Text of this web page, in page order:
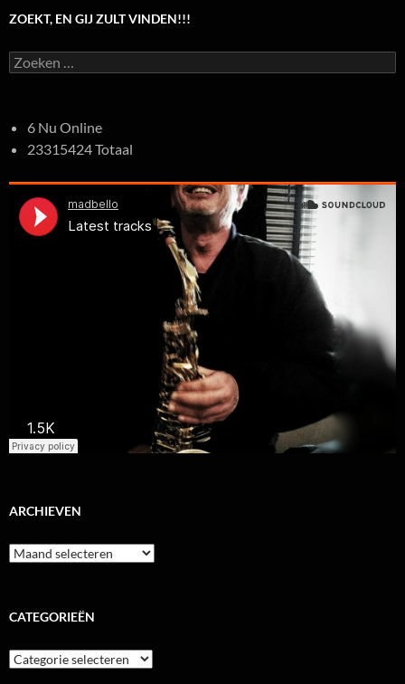
ZOEKT, EN GIJ ZULT VINDEN!!!
Zoeken
naar:
6 Nu Online
23315424 Totaal
ARCHIEVEN
Archieven
CATEGORIEËN
Categorieën